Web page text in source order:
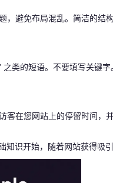
避免布局混乱。简洁的结
类的短语。不要填写关键
在您网站上的停留时间，
识开始，随着网站获得吸